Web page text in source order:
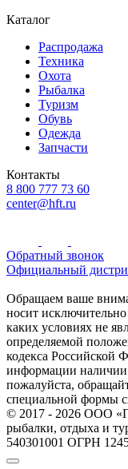
Каталог
Распродажа
Техника
Охота
Рыбалка
Туризм
Обувь
Одежда
Запчасти
Контакты
8 800 777 73 60
center@hft.ru
Обратный звонок
Официальный
Обращаем ваше
носит
каких условиях не
определяемой
кодекса Российской
информации наличии
пожалуйста,
специальной формы
© 2017 - 2026 ООО
рыбалки, отдыха и
540301001 ОГРН